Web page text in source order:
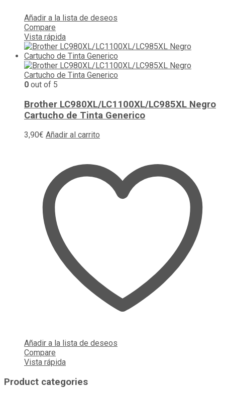
Añadir a la lista de deseos
Compare
Vista rápida
0 out of 5
Brother LC980XL/LC1100XL/LC985XL Negro
Cartucho de Tinta Generico
3,90€ Añadir al carrito
Añadir a la lista de deseos
Compare
Vista rápida
Product categories